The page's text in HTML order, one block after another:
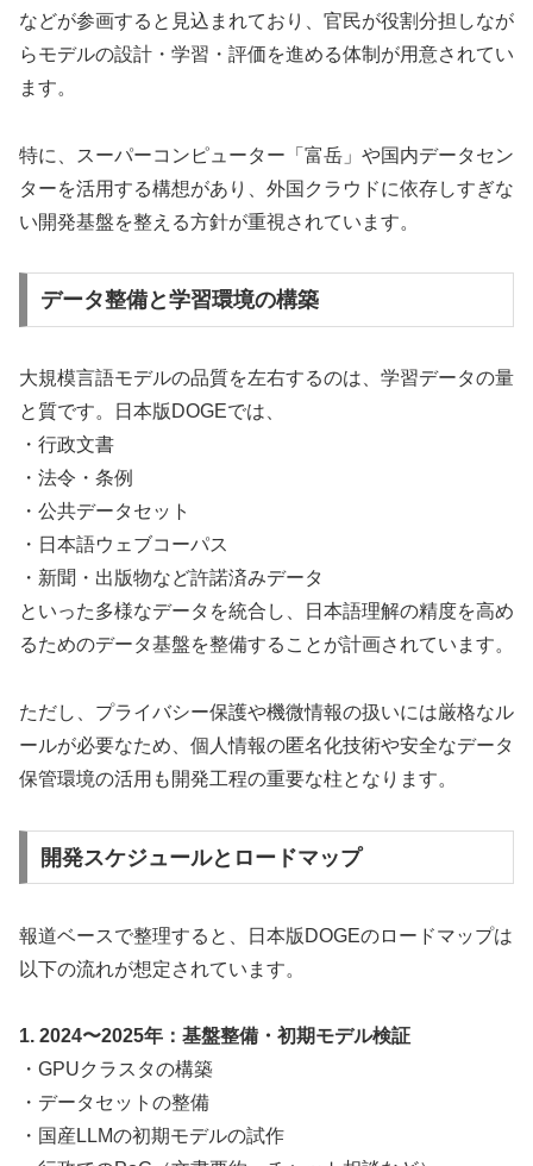
などが参画すると見込まれており、官民が役割分担しなが
らモデルの設計・学習・評価を進める体制が用意されてい
ます。
特に、スーパーコンピューター「富岳」や国内データセン
ターを活用する構想があり、外国クラウドに依存しすぎな
い開発基盤を整える方針が重視されています。
データ整備と学習環境の構築
大規模言語モデルの品質を左右するのは、学習データの量
と質です。日本版DOGEでは、
・行政文書
・法令・条例
・公共データセット
・日本語ウェブコーパス
・新聞・出版物など許諾済みデータ
といった多様なデータを統合し、日本語理解の精度を高め
るためのデータ基盤を整備することが計画されています。
ただし、プライバシー保護や機微情報の扱いには厳格なル
ールが必要なため、個人情報の匿名化技術や安全なデータ
保管環境の活用も開発工程の重要な柱となります。
開発スケジュールとロードマップ
報道ベースで整理すると、日本版DOGEのロードマップは
以下の流れが想定されています。
1. 2024〜2025年：基盤整備・初期モデル検証
・GPUクラスタの構築
・データセットの整備
・国産LLMの初期モデルの試作